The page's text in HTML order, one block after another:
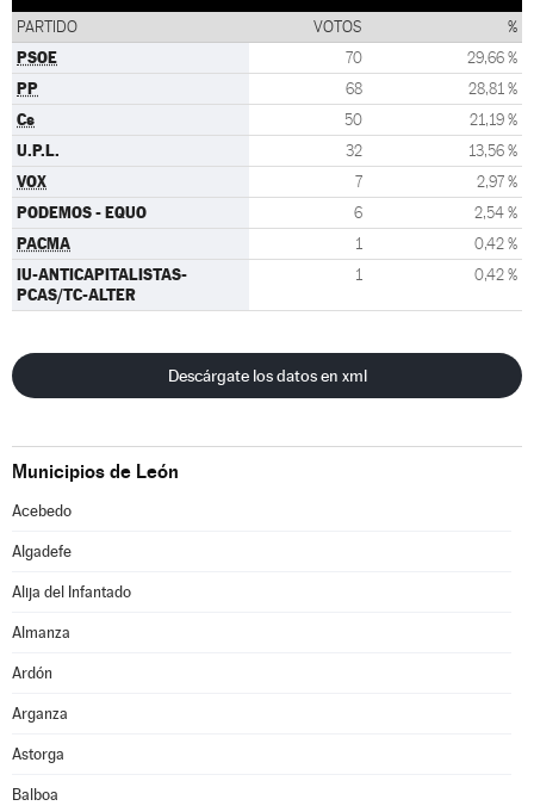
PARTIDO VOTOS %
PSOE 70 29,66 %
PP 68 28,81 %
Cs 50 21,19 %
U.P.L. 32 13,56 %
VOX 7 2,97 %
PODEMOS - EQUO 6 2,54 %
PACMA 1 0,42 %
IU-ANTICAPITALISTAS-
PCAS/TC-ALTER
1 0,42 %
Descárgate los datos en xml
Municipios de León
Acebedo
Algadefe
Alija del Infantado
Almanza
Ardón
Arganza
Astorga
Balboa